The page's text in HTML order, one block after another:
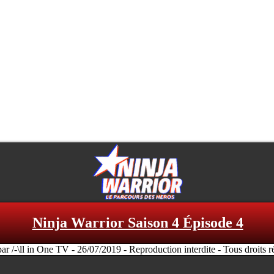
Ninja Warrior Saison 4 Épisode 4
/-\ll in One TV - 26/07/2019 - Reproduction interdite - Tous droits